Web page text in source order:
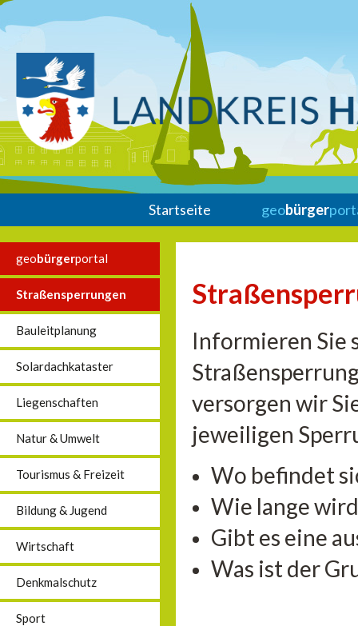
Startseite geobürger
geobürgerportal
Straßensperrungen
Bauleitplanung
Solardachkataster
Liegenschaften
Natur & Umwelt
Tourismus & Freizeit
Bildung & Jugend
Wirtschaft
Denkmalschutz
Sport
Informieren Sie
versorgen wir
jeweiligen
Wo befindet
Wie lange
Gibt es eine
Was ist der